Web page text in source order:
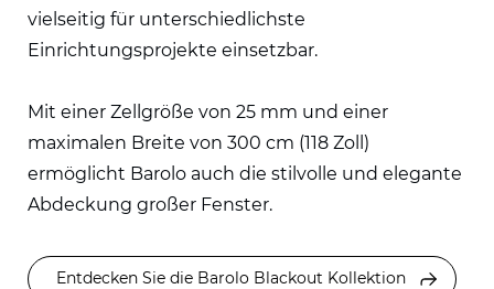
vielseitig für unterschiedlichste
Einrichtungsprojekte einsetzbar.
Mit einer Zellgröße von 25 mm und einer
maximalen Breite von 300 cm (118 Zoll)
ermöglicht Barolo auch die stilvolle und elegante
Abdeckung großer Fenster.
Entdecken Sie die Barolo Blackout Kollektion